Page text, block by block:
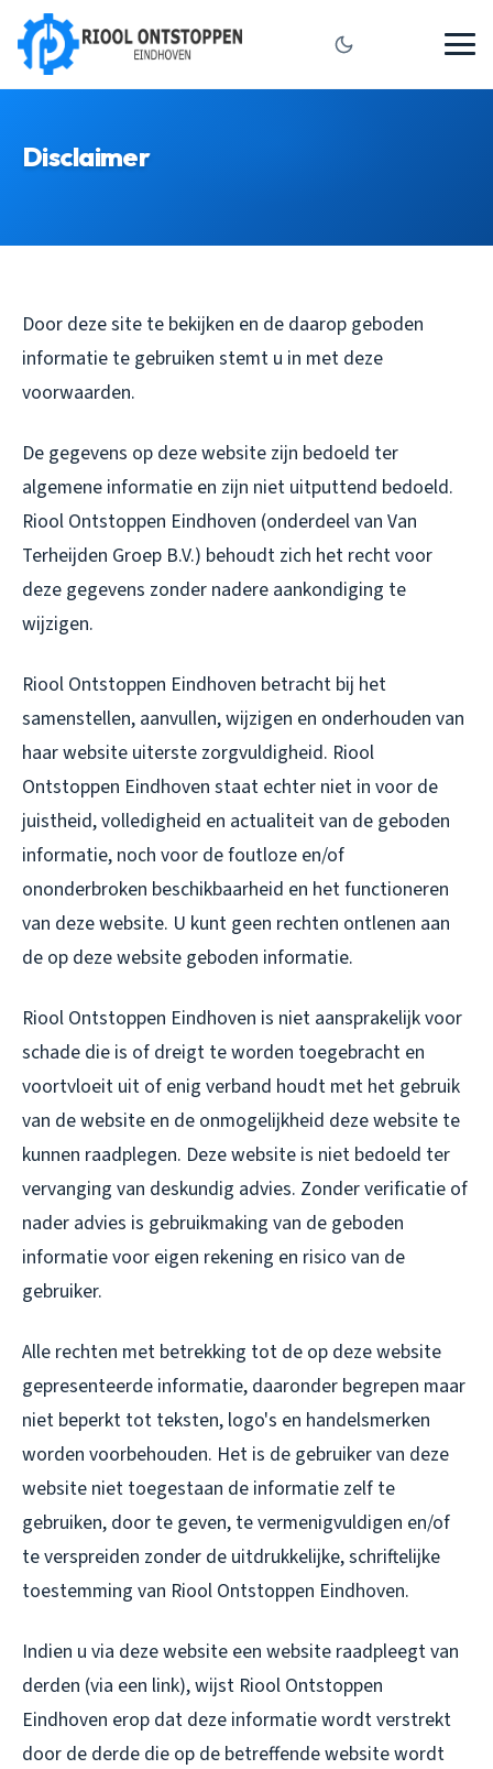
Disclaimer
Door deze site te bekijken en de daarop geboden
informatie te gebruiken stemt u in met deze
voorwaarden.
De gegevens op deze website zijn bedoeld ter
algemene informatie en zijn niet uitputtend bedoeld.
Riool Ontstoppen Eindhoven (onderdeel van Van
Terheijden Groep B.V.) behoudt zich het recht voor
deze gegevens zonder nadere aankondiging te
wijzigen.
Riool Ontstoppen Eindhoven betracht bij het
samenstellen, aanvullen, wijzigen en onderhouden van
haar website uiterste zorgvuldigheid. Riool
Ontstoppen Eindhoven staat echter niet in voor de
juistheid, volledigheid en actualiteit van de geboden
informatie, noch voor de foutloze en/of
ononderbroken beschikbaarheid en het functioneren
van deze website. U kunt geen rechten ontlenen aan
de op deze website geboden informatie.
Riool Ontstoppen Eindhoven is niet aansprakelijk voor
schade die is of dreigt te worden toegebracht en
voortvloeit uit of enig verband houdt met het gebruik
van de website en de onmogelijkheid deze website te
kunnen raadplegen. Deze website is niet bedoeld ter
vervanging van deskundig advies. Zonder verificatie of
nader advies is gebruikmaking van de geboden
informatie voor eigen rekening en risico van de
gebruiker.
Alle rechten met betrekking tot de op deze website
gepresenteerde informatie, daaronder begrepen maar
niet beperkt tot teksten, logo's en handelsmerken
worden voorbehouden. Het is de gebruiker van deze
website niet toegestaan de informatie zelf te
gebruiken, door te geven, te vermenigvuldigen en/of
te verspreiden zonder de uitdrukkelijke, schriftelijke
toestemming van Riool Ontstoppen Eindhoven.
Indien u via deze website een website raadpleegt van
derden (via een link), wijst Riool Ontstoppen
Eindhoven erop dat deze informatie wordt verstrekt
door de derde die op de betreffende website wordt